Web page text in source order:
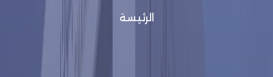
الرئيسة